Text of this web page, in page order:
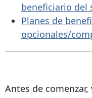
beneficiario del
Planes de
opcionales/
Antes de